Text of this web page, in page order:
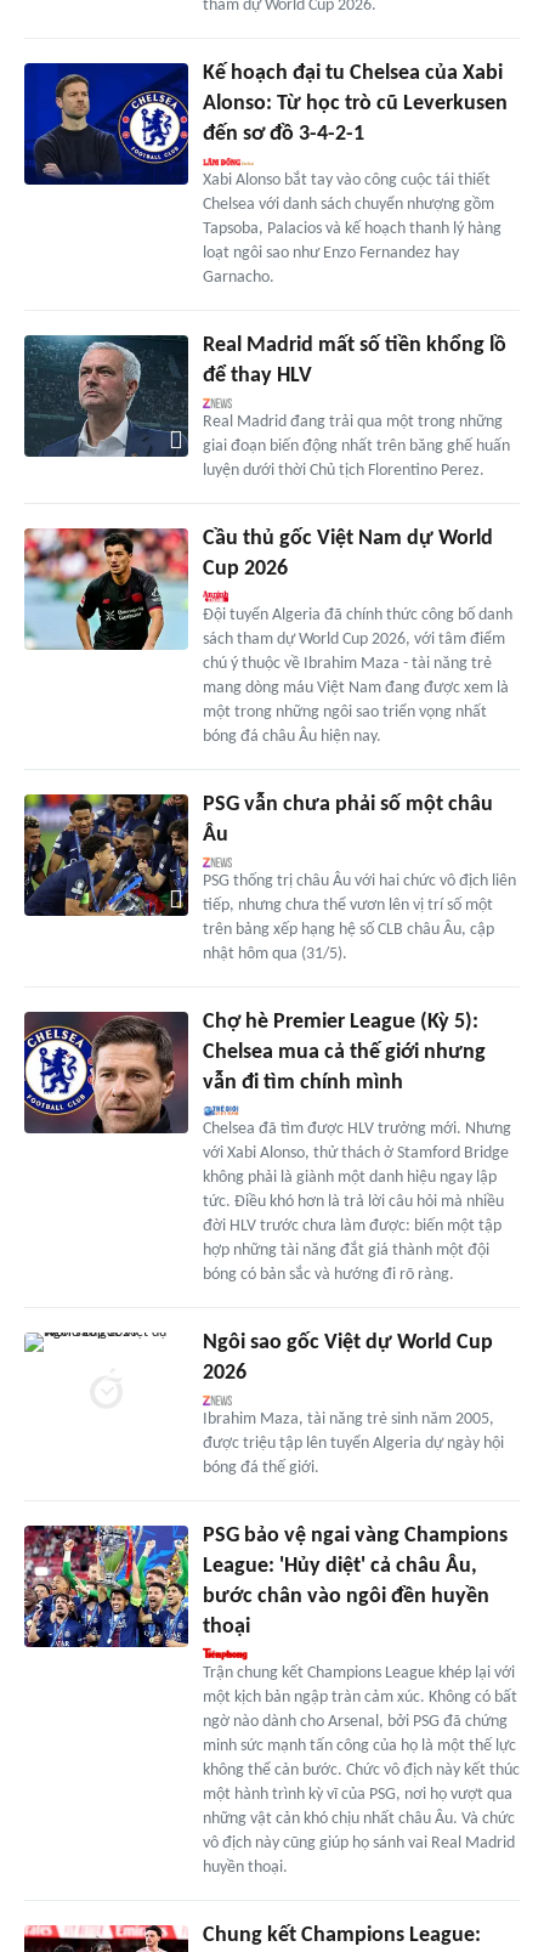
tham dự World Cup 2026.
Kế hoạch đại tu Chelsea của Xabi
Alonso: Từ học trò cũ Leverkusen
đến sơ đồ 3-4-2-1
Xabi Alonso bắt tay vào công cuộc tái thiết
Chelsea với danh sách chuyển nhượng gồm
Tapsoba, Palacios và kế hoạch thanh lý hàng
loạt ngôi sao như Enzo Fernandez hay
Garnacho.
Real Madrid mất số tiền khổng lồ
để thay HLV
Real Madrid đang trải qua một trong những
giai đoạn biến động nhất trên băng ghế huấn
luyện dưới thời Chủ tịch Florentino Perez.
Cầu thủ gốc Việt Nam dự World
Cup 2026
Đội tuyển Algeria đã chính thức công bố danh
sách tham dự World Cup 2026, với tâm điểm
chú ý thuộc về Ibrahim Maza - tài năng trẻ
mang dòng máu Việt Nam đang được xem là
một trong những ngôi sao triển vọng nhất
bóng đá châu Âu hiện nay.
PSG vẫn chưa phải số một châu
Âu
PSG thống trị châu Âu với hai chức vô địch liên
tiếp, nhưng chưa thể vươn lên vị trí số một
trên bảng xếp hạng hệ số CLB châu Âu, cập
nhật hôm qua (31/5).
Chợ hè Premier League (Kỳ 5):
Chelsea mua cả thế giới nhưng
vẫn đi tìm chính mình
Chelsea đã tìm được HLV trưởng mới. Nhưng
với Xabi Alonso, thử thách ở Stamford Bridge
không phải là giành một danh hiệu ngay lập
tức. Điều khó hơn là trả lời câu hỏi mà nhiều
đời HLV trước chưa làm được: biến một tập
hợp những tài năng đắt giá thành một đội
bóng có bản sắc và hướng đi rõ ràng.
Ngôi sao gốc Việt dự World Cup
2026
Ibrahim Maza, tài năng trẻ sinh năm 2005,
được triệu tập lên tuyển Algeria dự ngày hội
bóng đá thế giới.
PSG bảo vệ ngai vàng Champions
League: 'Hủy diệt' cả châu Âu,
bước chân vào ngôi đền huyền
thoại
Trận chung kết Champions League khép lại với
một kịch bản ngập tràn cảm xúc. Không có bất
ngờ nào dành cho Arsenal, bởi PSG đã chứng
minh sức mạnh tấn công của họ là một thế lực
không thể cản bước. Chức vô địch này kết thúc
một hành trình kỳ vĩ của PSG, nơi họ vượt qua
những vật cản khó chịu nhất châu Âu. Và chức
vô địch này cũng giúp họ sánh vai Real Madrid
huyền thoại.
Chung kết Champions League: